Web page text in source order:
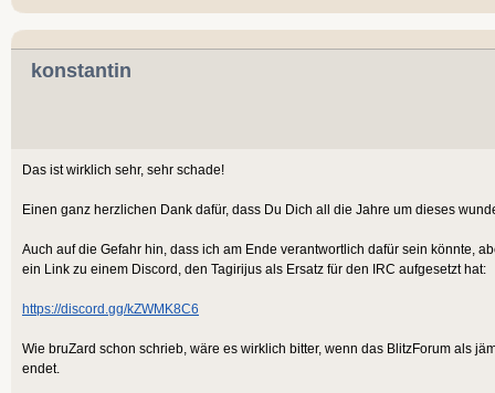
konstantin
Das ist wirklich sehr, sehr schade!
Einen ganz herzlichen Dank dafür, dass Du Dich all die Jahre um dieses
Auch auf die Gefahr hin, dass ich am Ende verantwortlich dafür sein könnte,
ein Link zu einem Discord, den Tagirijus als Ersatz für den IRC aufgesetzt hat:
https://discord.gg/kZWMK8C6
Wie bruZard schon schrieb, wäre es wirklich bitter, wenn das BlitzForum als
endet.